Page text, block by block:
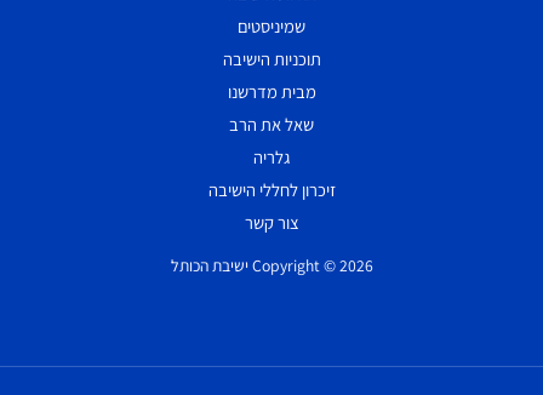
שמיניסטים
תוכניות הישיבה
מבית מדרשנו
שאל את הרב
גלריה
זיכרון לחללי הישיבה
צור קשר
Copyright © 2026 ישיבת הכותל